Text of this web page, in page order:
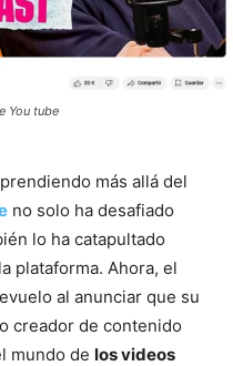
You tube
más allá del
no solo ha desafiado
lo ha catapultado
plataforma. Ahora, el
al anunciar que su
creador de contenido
mundo de los videos